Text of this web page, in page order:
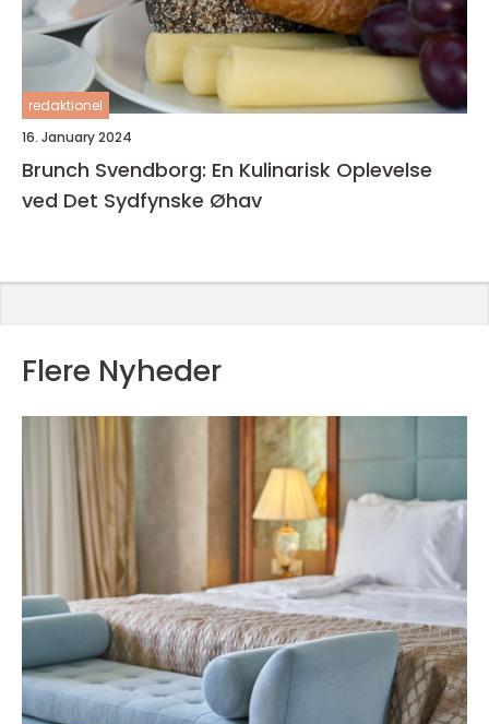
redaktionel
16. January 2024
Brunch Svendborg: En Kulinarisk Oplevelse
ved Det Sydfynske Øhav
Flere Nyheder